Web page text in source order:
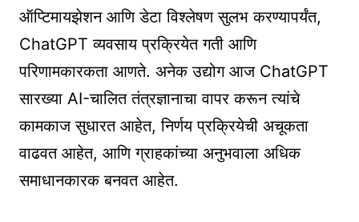
ऑप्टिमायझेशन आणि डेटा विश्लेषण सुलभ करण्यापर्यंत,
ChatGPT व्यवसाय प्रक्रियेत गती आणि
परिणामकारकता आणते. अनेक उद्योग आज ChatGPT
सारख्या AI-चालित तंत्रज्ञानाचा वापर करून त्यांचे
कामकाज सुधारत आहेत, निर्णय प्रक्रियेची अचूकता
वाढवत आहेत, आणि ग्राहकांच्या अनुभवाला अधिक
समाधानकारक बनवत आहेत.